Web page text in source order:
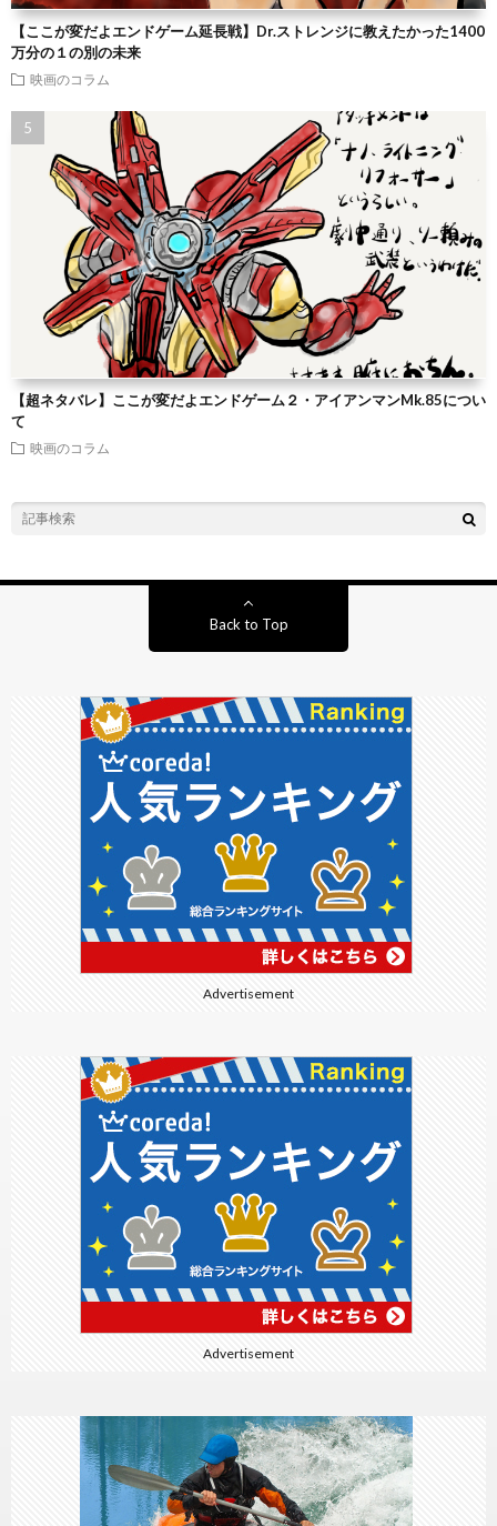
【ここが変だよエンドゲーム延長戦】Dr.ストレンジに教えたかった1400
万分の１の別の未来
映画のコラム
【超ネタバレ】ここが変だよエンドゲーム２・アイアンマンMk.85につい
て
映画のコラム
Back to Top
Advertisement
Advertisement